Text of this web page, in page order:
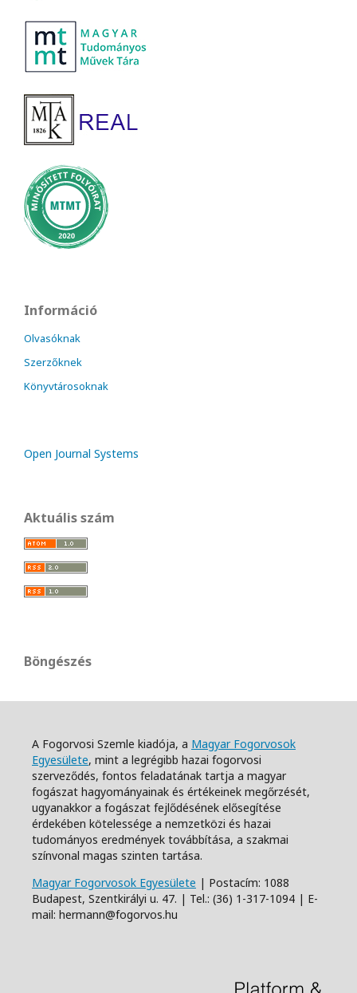
Információ
Olvasóknak
Szerzőknek
Könyvtárosoknak
Open Journal Systems
Aktuális szám
Böngészés
A Fogorvosi Szemle kiadója, a Magyar Fogorvosok
Egyesülete, mint a legrégibb hazai fogorvosi
szerveződés, fontos feladatának tartja a magyar
fogászat hagyományainak és értékeinek megőrzését,
ugyanakkor a fogászat fejlődésének elősegítése
érdekében kötelessége a nemzetközi és hazai
tudományos eredmények továbbítása, a szakmai
színvonal magas szinten tartása.
Magyar Fogorvosok Egyesülete | Postacím: 1088
Budapest, Szentkirályi u. 47. | Tel.: (36) 1-317-1094 | E-
mail: hermann@fogorvos.hu